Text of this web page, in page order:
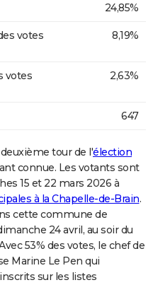
24,85%
votes
8,19%
votes
2,63%
647
tour de l'élection
connue. Les votants sont
15 et 22 mars 2026 à
à la Chapelle-de-Brain.
cette commune de
24 avril, au soir du
53% des votes, le chef de
Marine Le Pen qui
sur les listes